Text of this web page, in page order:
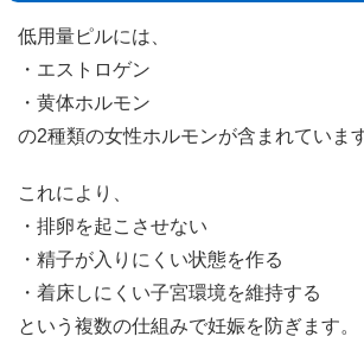
低用量ピルには、
・エストロゲン
・黄体ホルモン
の2種類の女性ホルモンが含まれています
これにより、
・排卵を起こさせない
・精子が入りにくい状態を作る
・着床しにくい子宮環境を維持する
という複数の仕組みで妊娠を防ぎます。